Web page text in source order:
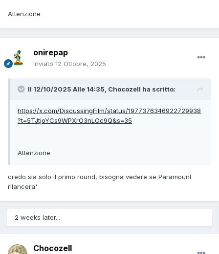
Attenzione
onirepap
Inviato 12 Ottobre, 2025
Il 12/10/2025 Alle 14:35, Chocozell ha scritto:
https://x.com/DiscussingFilm/status/1977376346922729938
?t=5TJtjoYCs9WPXrO3nLOc9Q&s=35
Attenzione
credo sia solo il primo round, bisogna vedere se Paramount
rilancera'
2 weeks later...
Chocozell